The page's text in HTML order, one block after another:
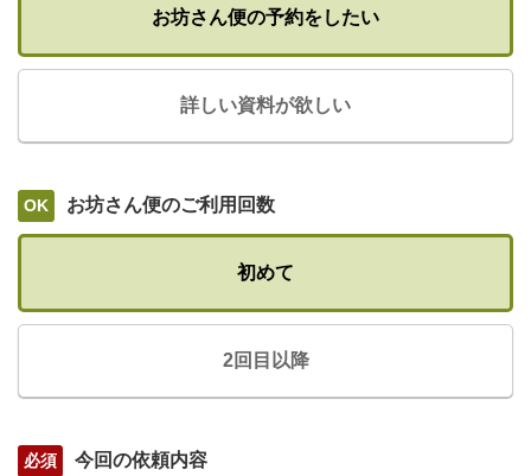
お坊さん便の予約をしたい
詳しい資料が欲しい
お坊さん便のご利用回数
初めて
2回目以降
今回の依頼内容